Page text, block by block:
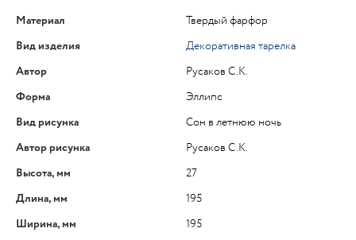
Материал
Твердый фарфор
Вид изделия
Декоративная тарелка
Автор
Русаков С.К.
Форма
Эллипс
Вид рисунка
Сон в летнюю ночь
Автор рисунка
Русаков С.К.
Высота, мм
27
Длина, мм
195
Ширина, мм
195